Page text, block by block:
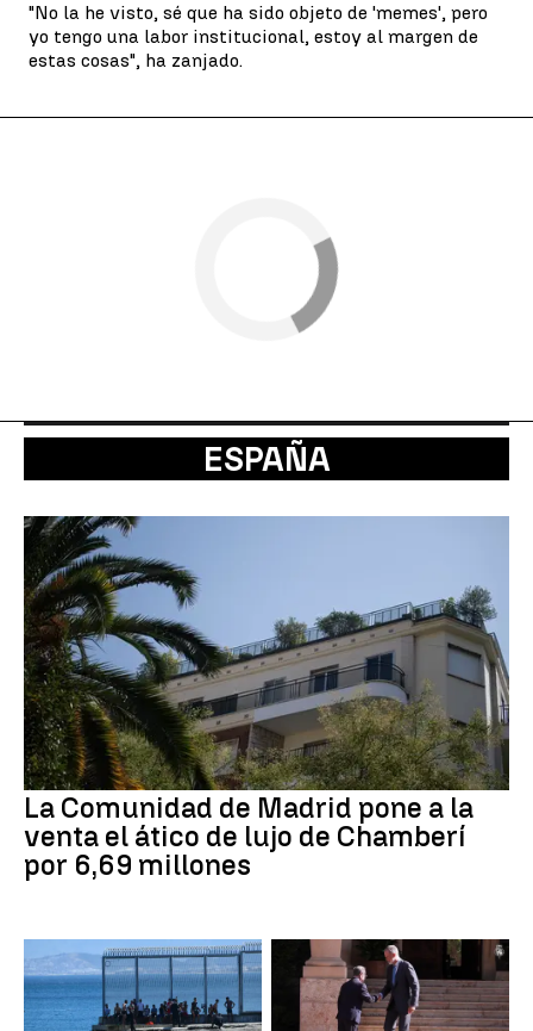
"No la he visto, sé que ha sido objeto de 'memes', pero
yo tengo una labor institucional, estoy al margen de
estas cosas", ha zanjado.
ESPAÑA
La Comunidad de Madrid pone a la
venta el ático de lujo de Chamberí
por 6,69 millones